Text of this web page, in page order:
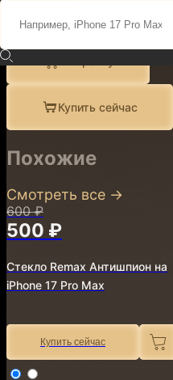
Описание
Характеристики
Купить сейчас
Похожие
Смотреть все →
600 ₽
500 ₽
Стекло Remax Антишпион на
iPhone 17 Pro Max
Купить сейчас